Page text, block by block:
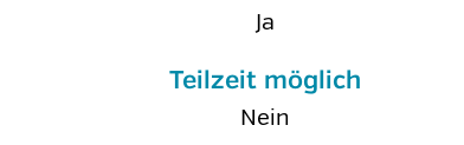
Ja
Teilzeit möglich
Nein